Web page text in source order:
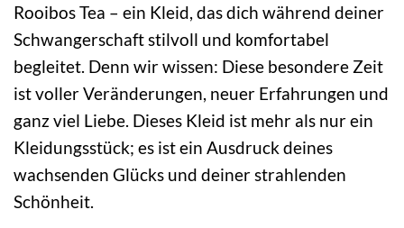
Rooibos Tea – ein Kleid, das dich während deiner
Schwangerschaft stilvoll und komfortabel
begleitet. Denn wir wissen: Diese besondere Zeit
ist voller Veränderungen, neuer Erfahrungen und
ganz viel Liebe. Dieses Kleid ist mehr als nur ein
Kleidungsstück; es ist ein Ausdruck deines
wachsenden Glücks und deiner strahlenden
Schönheit.